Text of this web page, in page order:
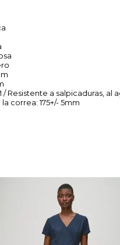
/ Resistente a salpicaduras,
correa: 175+/- 5mm